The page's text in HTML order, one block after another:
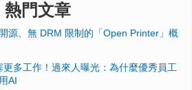
熱門文章
源、無 DRM 限制的「Open Printer」概
更多工作！過來人曝光：為什麼優秀員工
AI